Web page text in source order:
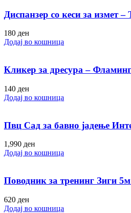
Диспанзер со кеси за измет –
180 ден
Додај во кошница
Кликер за дресура –
140 ден
Додај во кошница
Пвц Сад за бавно јадење
1,990 ден
Додај во кошница
Поводник за тренинг Зиги
620 ден
Додај во кошница